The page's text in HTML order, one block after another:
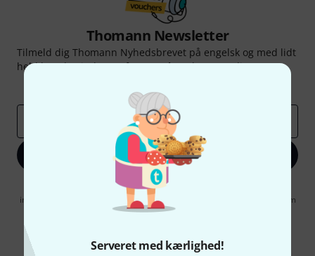
Serveret med kærlighed!
Thomann Newsletter
Tilmeld dig Thomann Nyhedsbrevet på engelsk og med lidt
held kan du vinde en af50 gavekorthver værdi50 €!
Tilmeld dig nu
Når jeg klikker på "Tilmeld dig nu", erklærer jeg mig samtidig
indforstået med at modtage e-mail-reklame. Dette tilsagn kan når som
helst trækkes tilbage. Find yderligere informationer i vores
* Obligatorisk felt